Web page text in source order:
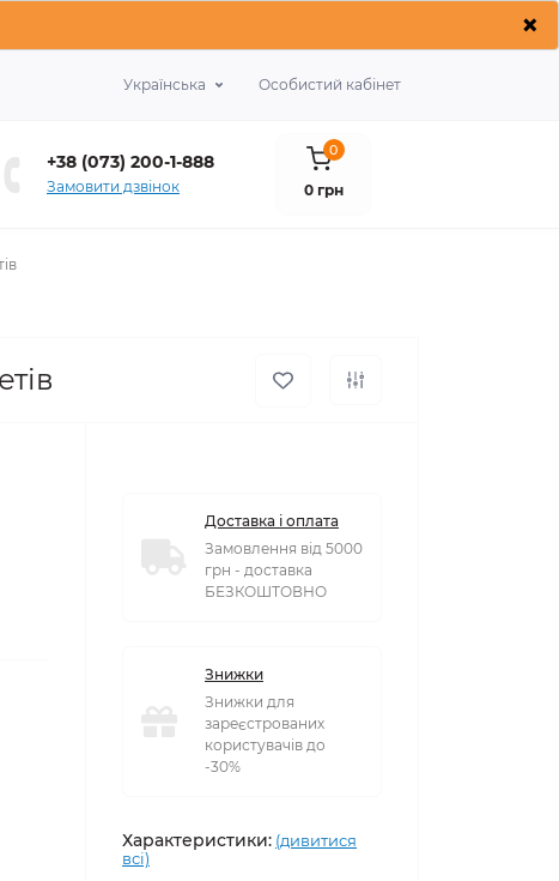
×
Українська Особистий кабінет
+38 (073) 200-1-888
Замовити дзвінок
0
0 грн
Доставка і оплата
Замовлення від 5000
грн - доставка
БЕЗКОШТОВНО
Знижки
Знижки для
зареєстрованих
користувачів до
-30%
Характеристики: (дивитися
всі)